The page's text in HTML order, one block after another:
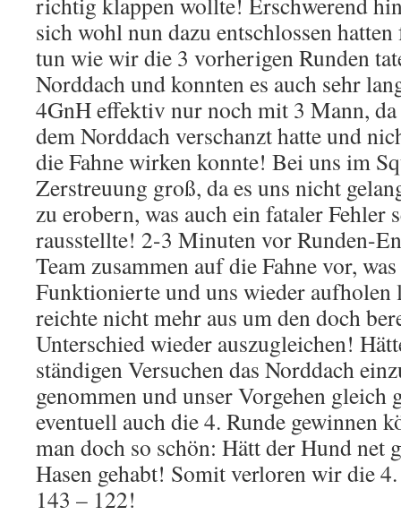
sich wohl nun dazu entschlossen hatten
tun wie wir die 3 vorherigen Runden
Norddach und konnten es auch sehr
4GnH effektiv nur noch mit 3 Mann,
dem Norddach verschanzt hatte und
die Fahne wirken konnte! Bei uns im
Zerstreuung groß, da es uns nicht
zu erobern, was auch ein fataler Fehler
rausstellte! 2-3 Minuten vor Runden-
Team zusammen auf die Fahne vor,
Funktionierte und uns wieder aufholen
reichte nicht mehr aus um den doch
Unterschied wieder auszugleichen!
ständigen Versuchen das Norddach
genommen und unser Vorgehen gleich
eventuell auch die 4. Runde gewinnen
man doch so schön: Hätt der Hund net
Hasen gehabt! Somit verloren wir die
143 – 122!